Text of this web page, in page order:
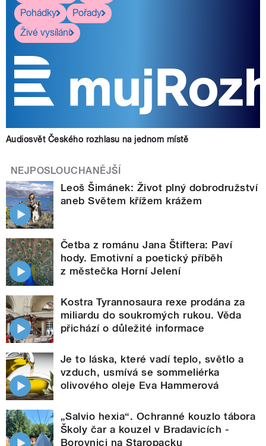
Pohádky
Pořady
Živé vysílání
Audiosvět Českého rozhlasu na jednom místě
NEJPOSLOUCHANĚJŠÍ
Leoš Šimánek: Život plný dobrodružství
aneb Světem křížem krážem
Četba z románu Jana Štiftera: Paví
hody. Emotivní a poetický příběh
z městečka Horní Jelení
Kostra Tyrannosaura rexe prodána za
miliardu do soukromých rukou. Věda
přichází o důležité informace
Je to láska, které vadí teplo, světlo a
vzduch, usmívá se sommeliérka
olivového oleje Eva Hammerová
„Salvio hexia“. Ochranné kouzlo tábora
Školy čar a kouzel v Bradavicích -
Borovnici na Staropacku